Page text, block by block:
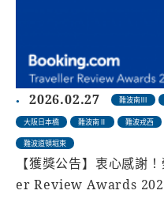
2026.02.27 難波南Ⅲ
大阪日本橋 難波南Ⅱ 難波戎西
難波道頓堀東
【獲獎公告】衷心感
er Review Awards